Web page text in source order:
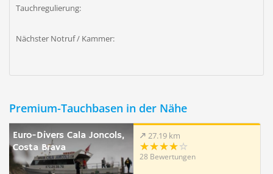
Tauchregulierung:
Nächster Notruf / Kammer:
Premium-Tauchbasen in der Nähe
Euro-Divers Cala Joncols,
Costa Brava
27.19 km
28 Bewertungen